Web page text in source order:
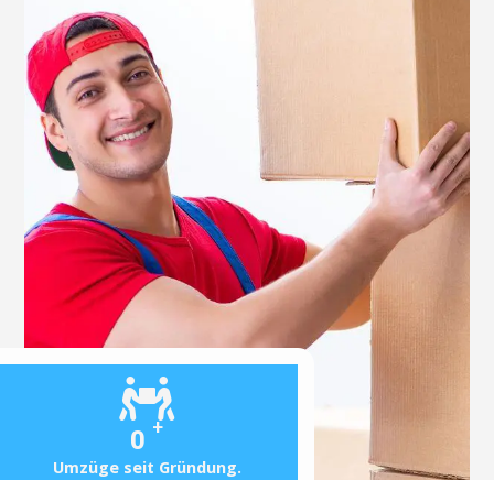
0 +
Umzüge seit Gründung.